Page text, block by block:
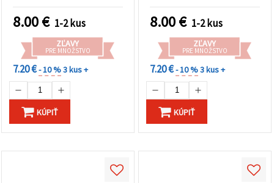
8.00€ 1-2 kus
ZĽAVY
PRE MNOŽSTVO
7.20 €- 10 %3 kus +
KÚPIŤ
8.00€ 1-2 kus
ZĽAVY
PRE MNOŽSTVO
7.20 €- 10 %3 kus +
KÚPIŤ